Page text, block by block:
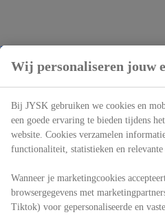
Wij personaliseren jouw
Bij JYSK gebruiken we cookies en
een goede ervaring te bieden tijdens
website. Cookies verzamelen
functionaliteit, statistieken en
Wanneer je marketingcookies
browsergegevens met
Tiktok) voor gepersonaliseerde en